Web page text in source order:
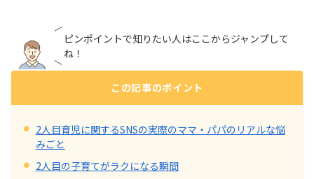
ピンポイントで知りたい人はここからジャンプして
ね！
この記事のポイント
2人目育児に関するSNSの実際のママ・パパのリアルな悩
みごと
2人目の子育てがラクになる瞬間